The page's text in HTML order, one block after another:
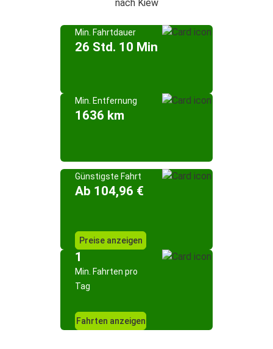
nach Kiew
Min. Fahrtdauer
26 Std. 10 Min
Min. Entfernung
1636 km
Günstigste Fahrt
Ab 104,96 €
Preise anzeigen
1
Min. Fahrten pro
Tag
Fahrten anzeigen